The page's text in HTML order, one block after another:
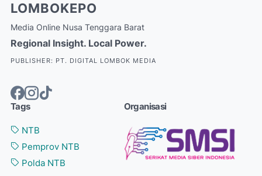
LOMBOKEPO
Media Online Nusa Tenggara Barat
Regional Insight. Local Power.
PUBLISHER: PT. DIGITAL LOMBOK MEDIA
Tags
NTB
Pemprov NTB
Polda NTB
Organisasi